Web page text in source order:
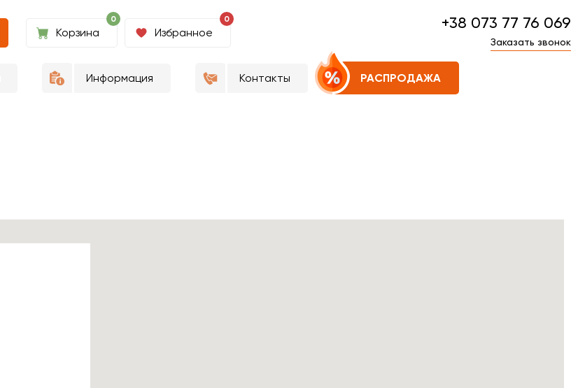
0
Корзина
0
Избранное
+38 073 77 76 069
Заказать звонок
Информация Контакты РАСПРОДАЖА